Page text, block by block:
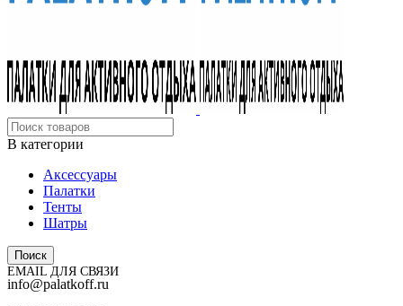
В категории
Аксессуары
Палатки
Тенты
Шатры
Поиск
EMAIL ДЛЯ СВЯЗИ
info@palatkoff.ru